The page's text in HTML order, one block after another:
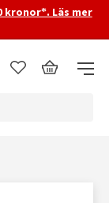
kronor*. Läs mer